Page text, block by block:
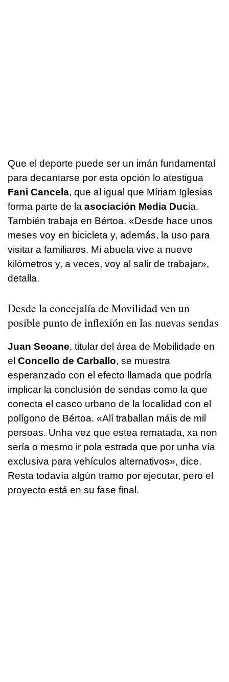
Que el deporte puede ser un imán fundamental
para decantarse por esta opción lo atestigua
Fani Cancela, que al igual que Míriam Iglesias
forma parte de la asociación Media Ducia.
También trabaja en Bértoa. «Desde hace unos
meses voy en bicicleta y, además, la uso para
visitar a familiares. Mi abuela vive a nueve
kilómetros y, a veces, voy al salir de trabajar»,
detalla.
Desde la concejalía de Movilidad ven un
posible punto de inflexión en las nuevas sendas
Juan Seoane, titular del área de Mobilidade en
el Concello de Carballo, se muestra
esperanzado con el efecto llamada que podría
implicar la conclusión de sendas como la que
conecta el casco urbano de la localidad con el
polígono de Bértoa. «Alí traballan máis de mil
persoas. Unha vez que estea rematada, xa non
sería o mesmo ir pola estrada que por unha vía
exclusiva para vehículos alternativos», dice.
Resta todavía algún tramo por ejecutar, pero el
proyecto está en su fase final.